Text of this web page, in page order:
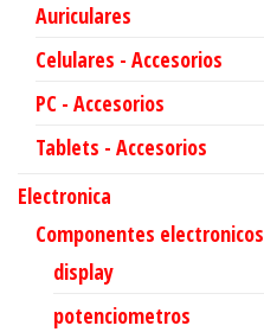
Auriculares
Celulares - Accesorios
PC - Accesorios
Tablets - Accesorios
Electronica
Componentes electronicos
display
potenciometros